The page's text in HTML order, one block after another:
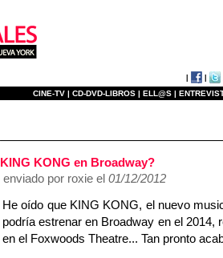
CINE-TV | CD-DVD-LIBROS | ELL@S |
KING KONG en Broadway?
enviado por roxie el 01/12/2012
He oído que KING KONG, el nuevo
podría estrenar en Broadway en el
en el Foxwoods Theatre... Tan pronto